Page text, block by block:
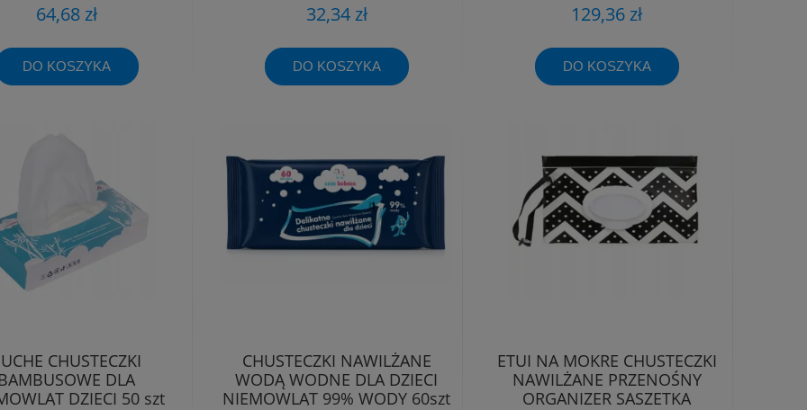
64,68 zł
DO KOSZYKA
32,34 zł
DO KOSZYKA
129,36 zł
DO KOSZYKA
CHUSTECZKI
DLA
DZIECI 50 szt
CHUSTECZKI NAWILŻANE
WODĄ WODNE DLA DZIECI
NIEMOWLĄT 99% WODY 60szt
ETUI NA MOKRE CHUSTECZKI
NAWILŻANE PRZENOŚNY
ORGANIZER SASZETKA